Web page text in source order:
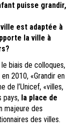
puisse grandir,
est adaptée à
la ville à
le biais de colloques,
2010, «Grandir en
de l’Unicef, «villes,
pays, la place de
majeure des
des villes.